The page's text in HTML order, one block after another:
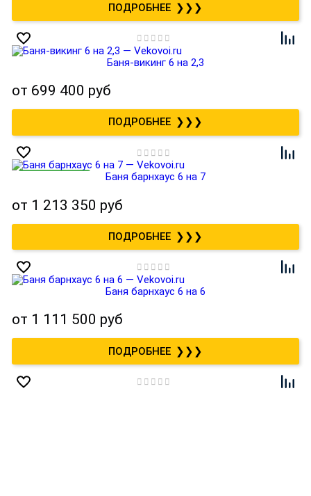
❯❯❯
Баня-викинг 6 на 2,3
от 699 400 руб
❯❯❯
Баня барнхаус 6 на 7
от 1 213 350 руб
❯❯❯
Баня барнхаус 6 на 6
от 1 111 500 руб
❯❯❯